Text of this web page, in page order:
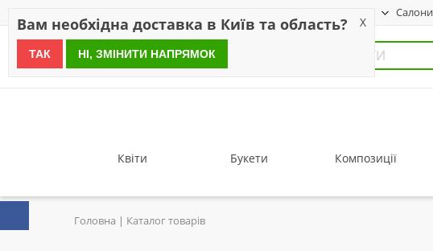
Салони
since 1999
Квіти Букети Композиції
Головна Каталог товарів
Вам необхідна доставка в Київ та область? X
ТАК НІ, ЗМІНИТИ НАПРЯМОК